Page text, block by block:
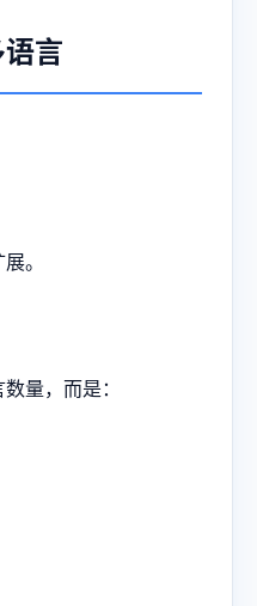
言
。
量，而是：